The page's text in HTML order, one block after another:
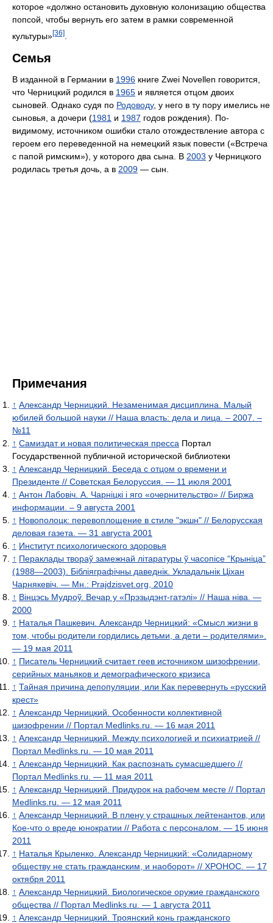
которое «должно остановить духовную колонизацию общества
попсой, чтобы вернуть его затем в рамки современной
культуры»[36]
Семья
В изданной в Германии в 1996 книге Zwei Novellen говорится,
что Черницкий родился в 1965 и является отцом двоих
сыновей. Однако судя по Родоводу, у него в ту пору имелись не
сыновья, а дочери (1981 и 1987 годов рождения). По-
видимому, источником ошибки стало отождествление автора с
героем его переведенной на немецкий язык повести («Встреча
с папой римским»), у которого два сына. В 2003 у Черницкого
родилась третья дочь, а в 2009 — сын.
Примечания
↑ Александр Черницкий. Незаменимая дисциплина. Малый
юбилей большой науки // Наша власть: дела и лица. – 2007. –
№11
↑ Самиздат и новая политическая пресса Портал
Государственной публичной исторической библиотеки
↑ Александр Черницкий. Беседа с отцом о времени и
Президенте // Советская Белоруссия. — 11 июля 2001
↑ Антон Лабовiч. А. Чарніцкі і яго «очернительство» // Биржа
информации. – 9 августа 2001
↑ Новополоцк: перевоплощение в стиле "экшн" // Белорусская
деловая газета. — 31 августа 2001
↑ Институт психологического здоровья
↑ Пераклады твораў замежнай літаратуры ў часопісе “Крыніца”
(1988—2003). Бібліяграфічны даведнік. Укладальнік Ціхан
Чарнякевіч. — Мн.: Prajdzisvet.org, 2010
↑ Вінцэсь Мудроў. Вечар у «Прэзыдэнт-гатэлі» // Наша нiва. —
2000
↑ Наталья Пашкевич. Александр Черницкий: «Смысл жизни в
том, чтобы родители гордились детьми, а дети – родителями».
— 19 мая 2011
↑ Писатель Черницкий считает геев источником шизофрении,
серийных маньяков и демографического кризиса
↑ Тайная причина депопуляции, или Как перевернуть «русский
крест»
↑ Александр Черницкий. Особенности коллективной
шизофрении // Портал Medlinks.ru. — 16 мая 2011
↑ Александр Черницкий. Между психологией и психиатрией //
Портал Medlinks.ru. — 10 мая 2011
↑ Александр Черницкий. Как распознать сумасшедшего //
Портал Medlinks.ru. — 11 мая 2011
↑ Александр Черницкий. Придурок на рабочем месте // Портал
Medlinks.ru. — 12 мая 2011
↑ Александр Черницкий. В плену у страшных лейтенантов, или
Кое-что о вреде юнократии // Работа с персоналом. — 15 июня
2011
↑ Наталья Крыленко. Александр Черницкий: «Солидарному
обществу не стать гражданским, и наоборот» // ХРОНОС. — 17
октября 2011
↑ Александр Черницкий. Биологическое оружие гражданского
общества // Портал Medlinks.ru. — 1 августа 2011
↑ Александр Черницкий. Троянский конь гражданского